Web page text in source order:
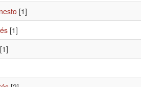
[1]
[1]
[1]